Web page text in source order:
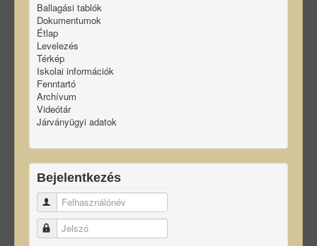
Ballagási tablók
Dokumentumok
Étlap
Levelezés
Térkép
Iskolai információk
Fenntartó
Archívum
Videótár
Járványügyi adatok
Bejelentkezés
Felhasználónév
Jelszó